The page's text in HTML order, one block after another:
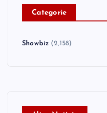
Categorie
Showbiz (2,158)